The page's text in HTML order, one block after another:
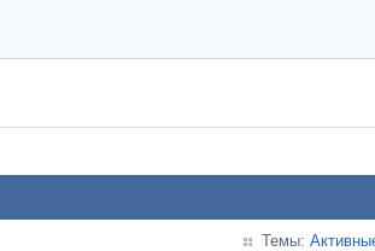
Темы: